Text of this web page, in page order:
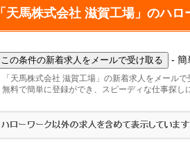
「天馬株式会社 滋賀工場」のハロ
- 簡
「天馬株式会社 滋賀工場」の新着求人をメールで
無料で簡単に登録ができ、スピーディな仕事探し